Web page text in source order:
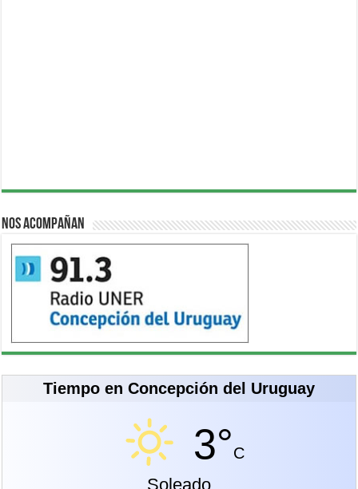
Nos acompañan
Tiempo en Concepción del Uruguay
3°C
Soleado